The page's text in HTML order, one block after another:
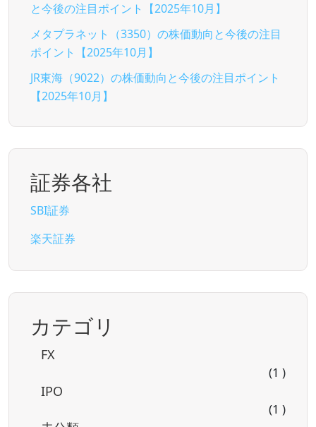
と今後の注目ポイント【2025年10月】
メタプラネット（3350）の株価動向と今後の注目
ポイント【2025年10月】
JR東海（9022）の株価動向と今後の注目ポイント
【2025年10月】
証券各社
SBI証券
楽天証券
カテゴリ
FX
(1 )
IPO
(1 )